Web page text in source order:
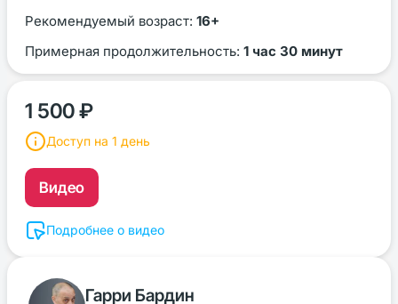
Рекомендуемый возраст: 16+
Примерная продолжительность: 1 час 30 минут
1 500 ₽
Доступ на 1 день
Видео
Подробнее о видео
Гарри Бардин